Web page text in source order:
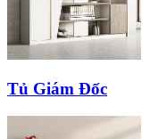
Tủ Giám Đốc